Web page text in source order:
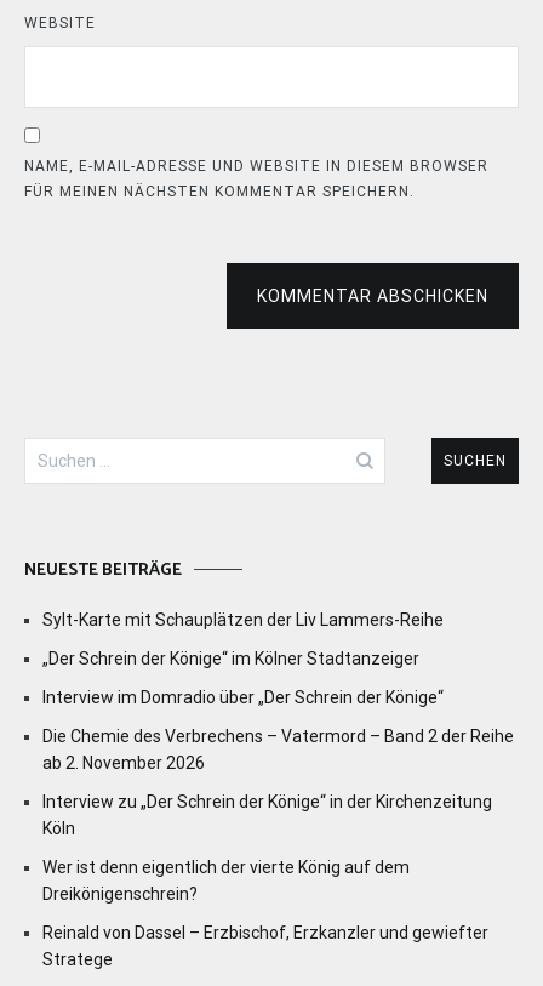
WEBSITE
NAME, E-MAIL-ADRESSE UND WEBSITE IN DIESEM BROWSER
FÜR MEINEN NÄCHSTEN KOMMENTAR SPEICHERN.
KOMMENTAR ABSCHICKEN
Suchen
nach:
NEUESTE BEITRÄGE
Sylt-Karte mit Schauplätzen der Liv Lammers-Reihe
„Der Schrein der Könige“ im Kölner Stadtanzeiger
Interview im Domradio über „Der Schrein der Könige“
Die Chemie des Verbrechens – Vatermord – Band 2 der Reihe
ab 2. November 2026
Interview zu „Der Schrein der Könige“ in der Kirchenzeitung
Köln
Wer ist denn eigentlich der vierte König auf dem
Dreikönigenschrein?
Reinald von Dassel – Erzbischof, Erzkanzler und gewiefter
Stratege